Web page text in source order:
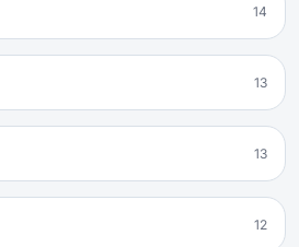
14
13
13
12